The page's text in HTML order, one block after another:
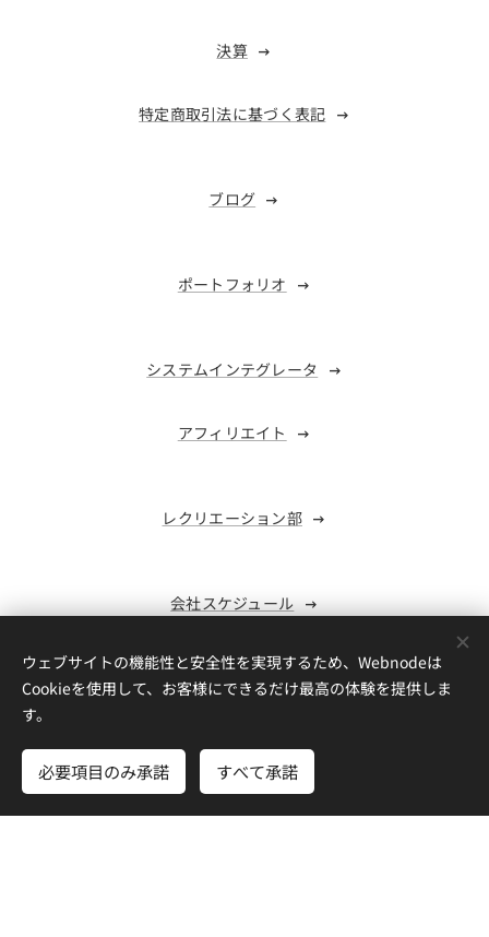
決算
特定商取引法に基づく表記
ブログ
ポートフォリオ
システムインテグレータ
アフィリエイト
レクリエーション部
会社スケジュール
ソフトウェア開発
キッティング作業方針
あいさつ
ウェブサイトの機能性と安全性を実現するため、Webnodeは
Cookieを使用して、お客様にできるだけ最高の体験を提供しま
す。
必要項目のみ承諾 すべて承諾